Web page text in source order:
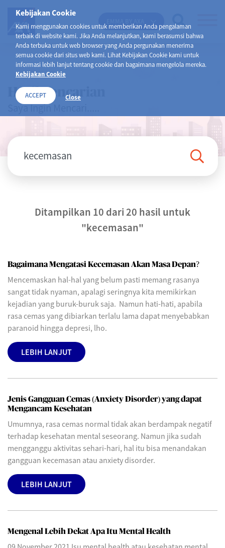
Kebijakan Cookie
Kami menggunakan cookies untuk memberikan Anda pengalaman
terbaik di website kami. Jika Anda melanjutkan, kami berasumsi bahwa
Anda terbuka untuk web browser yang Anda pergunakan menerima
semua cookie dari situs web kami. Lihat Kebijakan Cookie kami untuk
informasi lebih lanjut tentang cookie dan bagaimana mengelola mereka.
Kebijakan Cookie
ACCEPT Close
Hasil Pencarian
Saya Ingin Mencari.....
Ditampilkan 10 dari 20 hasil untuk
"kecemasan"
Bagaimana Mengatasi Kecemasan Akan Masa Depan?
Mencemaskan hal-hal yang belum pasti memang rasanya
sangat tidak nyaman, apalagi seringnya kita memikirkan
kejadian yang buruk-buruk saja. Namun hati-hati, apabila
rasa cemas yang dibiarkan terlalu lama dapat menyebabkan
paranoid hingga depresi, lho.
LEBIH LANJUT
Jenis Gangguan Cemas (Anxiety Disorder) yang dapat
Mengancam Kesehatan
Umumnya, rasa cemas normal tidak akan berdampak negatif
terhadap kesehatan mental seseorang. Namun jika sudah
mengganggu aktivitas sehari-hari, hal itu bisa menandakan
gangguan kecemasan atau anxiety disorder.
LEBIH LANJUT
Mengenal Lebih Dekat Apa Itu Mental Health